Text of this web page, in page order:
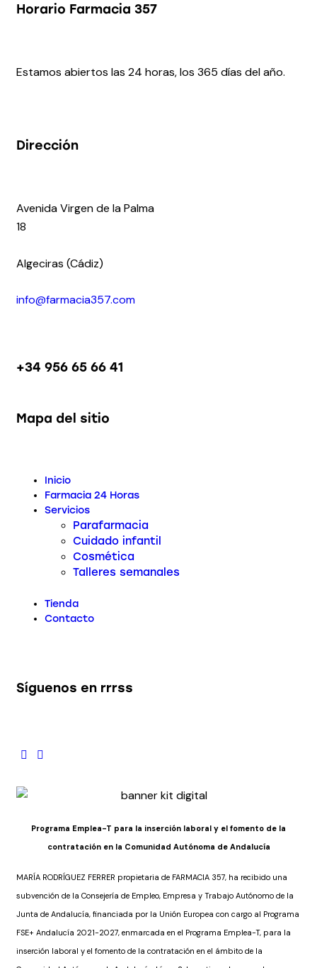
Horario Farmacia 357
Estamos abiertos las 24 horas, los 365 días del año.
Dirección
Avenida Virgen de la Palma
18
Algeciras (Cádiz)
info@farmacia357.com
+34 956 65 66 41
Mapa del sitio
Inicio
Farmacia 24 Horas
Servicios
Parafarmacia
Cuidado infantil
Cosmética
Talleres semanales
Tienda
Contacto
Síguenos en rrrss
Programa Emplea-T para la inserción laboral y el fomento de la
contratación en la Comunidad Autónoma de Andalucía
MARÍA RODRÍGUEZ FERRER propietaria de FARMACIA 357, ha recibido una
subvención de la Consejería de Empleo, Empresa y Trabajo Autónomo de la
Junta de Andalucía, financiada por la Unión Europea con cargo al Programa
FSE+ Andalucía 2021-2027, enmarcada en el Programa Emplea-T, para la
inserción laboral y el fomento de la contratación en el ámbito de la